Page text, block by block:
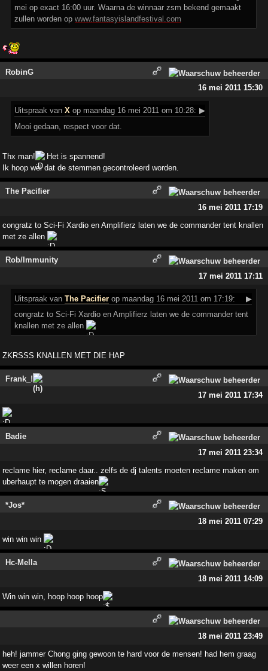
mei op exact 16:00 uur. Waarna de winnaar zsm bekend gemaakt
zullen worden opwww.fantasyislandfestival.com
RobinG
16 mei 2011 15:30
Uitspraak vanX op maandag 16 mei 2011 om 10:28: ▶
Mooi gedaan, respect voor dat.
Thx man!
Het is spannend!
Ik hoop wel dat de stemmen gecontroleerd worden.
The Pacifier
16 mei 2011 17:19
congratz to Sci-Fi Xardio en Amplifierz laten we de commander tent knallen
met ze allen
Rob/Immunity
17 mei 2011 17:11
Uitspraak vanThe Pacifier op maandag 16 mei 2011 om 17:19:
▶
congratz to Sci-Fi Xardio en Amplifierz laten we de commander tent
knallen met ze allen
ZKRSSS KNALLEN MET DIE HAP
Frank_!
17 mei 2011 17:34
Badie
17 mei 2011 23:34
reclame hier, reclame daar.. zelfs de dj talents moeten reclame maken om
uberhaupt te mogen draaien
*Jos*
18 mei 2011 07:29
win win win
Hc-Mella
18 mei 2011 14:09
Win win win, hoop hoop hoop
18 mei 2011 23:49
heh! jammer Chong ging gewoon te hard voor de mensen! had hem graag
weer een x willen horen!